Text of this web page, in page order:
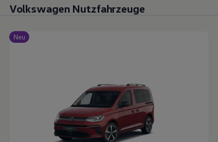
Volkswagen Nutzfahrzeuge
Neu